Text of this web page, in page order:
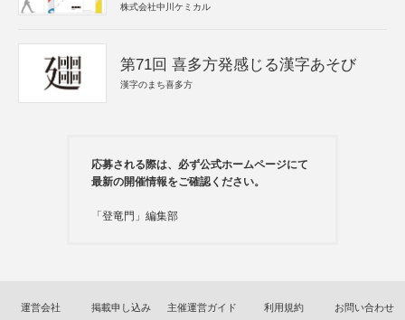
株式会社中川ケミカル
第71回 喜多方発感じる漢字あそび
漢字のまち喜多方
応募される際は、必ず公式ホームページにて
最新の開催情報をご確認ください。
「登竜門」編集部
運営会社 掲載申し込み 主催運営ガイド 利用規約 お問い合わせ